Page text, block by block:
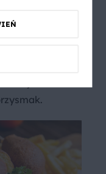
orzechowe.
oleju.